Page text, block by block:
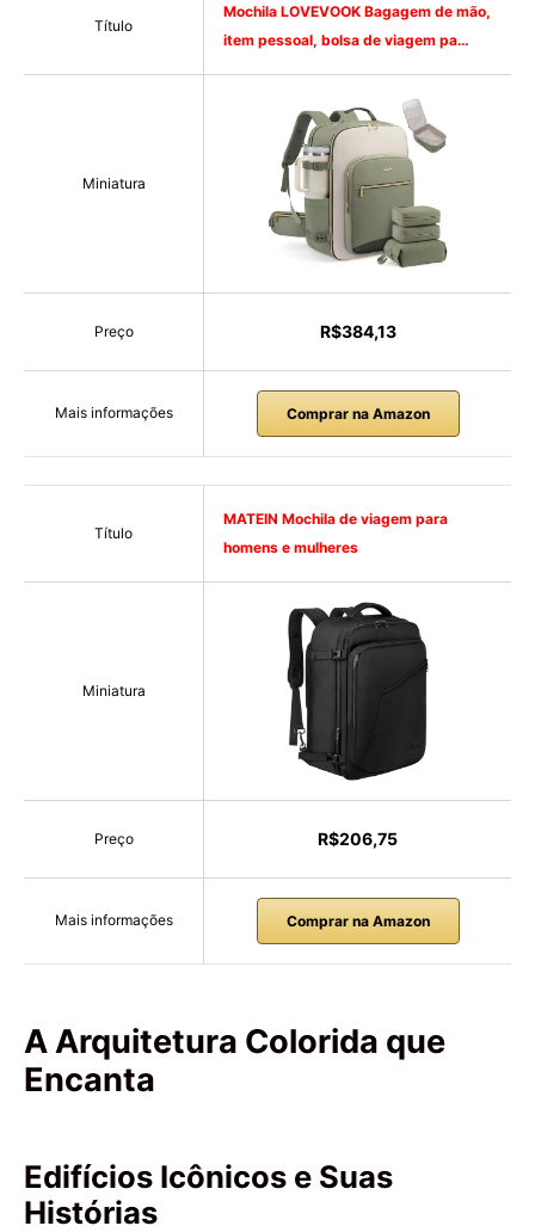
Título
Mochila LOVEVOOK Bagagem de mão,
item pessoal, bolsa de viagem pa…
Miniatura
Preço R$384,13
Mais informações Comprar na Amazon
Título
MATEIN Mochila de viagem para
homens e mulheres
Miniatura
Preço R$206,75
Mais informações Comprar na Amazon
A Arquitetura Colorida que
Encanta
Edifícios Icônicos e Suas
Histórias